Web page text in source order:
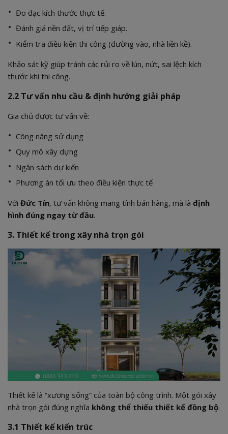
Đo đạc kích thước thực tế.
Đánh giá nền đất, vị trí tiếp giáp.
Kiểm tra điều kiện thi công (đường vào, nhà liền kề).
Khảo sát kỹ giúp tránh các rủi ro về lún, nứt, sai lệch kích
thước khi thi công.
2.2 Tư vấn nhu cầu & định hướng giải pháp
Gia chủ được tư vấn về:
Công năng sử dụng
Quy mô xây dựng
Ngân sách dự kiến
Phương án tối ưu theo điều kiện thực tế
Với Đức Tín, tư vấn không mang tính bán hàng, mà là định
hình đúng ngay từ đầu.
3. Thiết kế trong xây nhà trọn gói
Thiết kế là “xương sống” của toàn bộ công trình. Một gói xây
nhà trọn gói đúng nghĩa không thể thiếu thiết kế đồng bộ.
3.1 Thiết kế kiến trúc